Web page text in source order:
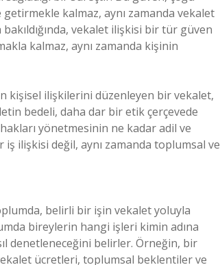
kalmaz, aynı zamanda vekalet
vekalet ilişkisi bir tür güven
kalmaz, aynı zamanda kişinin
kişisel ilişkilerini düzenleyen bir vekalet,
bedeli, daha dar bir etik çerçevede
yönetmesinin ne kadar adil ve
ilişkisi değil, aynı zamanda toplumsal ve
belirli bir işin vekalet yoluyla
bireylerin hangi işleri kimin adına
denetleneceğini belirler. Örneğin, bir
ücretleri, toplumsal beklentiler ve